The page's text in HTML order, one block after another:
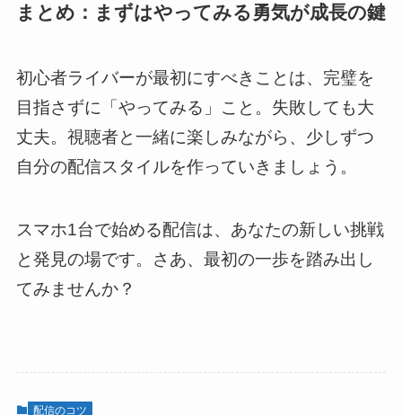
まとめ：まずはやってみる勇気が成長の鍵
初心者ライバーが最初にすべきことは、完璧を
目指さずに「やってみる」こと。失敗しても大
丈夫。視聴者と一緒に楽しみながら、少しずつ
自分の配信スタイルを作っていきましょう。
スマホ1台で始める配信は、あなたの新しい挑戦
と発見の場です。さあ、最初の一歩を踏み出し
てみませんか？
配信のコツ